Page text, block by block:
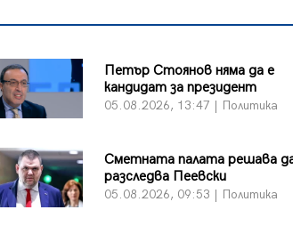
Петър Стоянов няма да е
кандидат за президент
05.08.2026, 13:47 | Политика
Сметната палата решава
разследва Пеевски
05.08.2026, 09:53 | Политика